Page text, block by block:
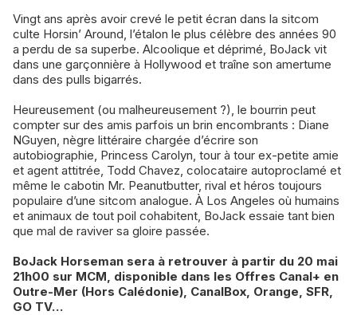
Vingt ans après avoir crevé le petit écran dans la sitcom
culte Horsin’ Around, l’étalon le plus célèbre des années 90
a perdu de sa superbe. Alcoolique et déprimé, BoJack vit
dans une garçonnière à Hollywood et traîne son amertume
dans des pulls bigarrés.
Heureusement (ou malheureusement ?), le bourrin peut
compter sur des amis parfois un brin encombrants : Diane
NGuyen, nègre littéraire chargée d’écrire son
autobiographie, Princess Carolyn, tour à tour ex-petite amie
et agent attitrée, Todd Chavez, colocataire autoproclamé et
même le cabotin Mr. Peanutbutter, rival et héros toujours
populaire d’une sitcom analogue. À Los Angeles où humains
et animaux de tout poil cohabitent, BoJack essaie tant bien
que mal de raviver sa gloire passée.
BoJack Horseman sera à retrouver à partir du 20 mai
21h00 sur MCM, disponible dans les Offres Canal+ en
Outre-Mer (Hors Calédonie), CanalBox, Orange, SFR,
GO TV…